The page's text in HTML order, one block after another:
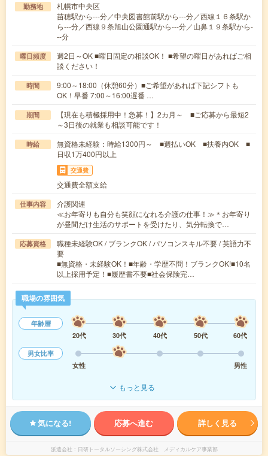
勤務地
札幌市中央区
苗穂駅から---分／中央図書館前駅から---分／西線１６条駅か
ら---分／西線９条旭山公園通駅から---分／山鼻１９条駅から-
--分
曜日頻度
週2日～OK ■曜日固定の相談OK！ ■希望の曜日があればご相
談ください！
時間
9:00～18:00（休憩60分）■ご希望があれば下記シフトも
OK！早番 7:00～16:00遅番 …
期間
【現在も積極採用中！急募！】2カ月～ ■ご応募から最短2
～3日後の就業も相談可能です！
時給
無資格未経験：時給1300円～ ■週払いOK ■扶養内OK ■
日収1万400円以上
交通費
交通費全額支給
仕事内容
介護関連
≪お年寄りも自分も笑顔になれる介護の仕事！≫＊お年寄り
が昼間だけ生活のサポートを受けたり、気分転換で…
応募資格
職種未経験OK / ブランクOK / パソコンスキル不要 / 英語力不
要
■無資格・未経験OK！■年齢・学歴不問！ブランクOK!■10名
以上採用予定！■履歴書不要■社会保険完…
職場の雰囲気
年齢層
20代
30代 40代 50代
60代
男女比率
女性
男性
もっと見る
気になる! 応募へ進む 詳しく見る
派遣会社 日研トータルソーシング株式会社 メディカルケア事業部